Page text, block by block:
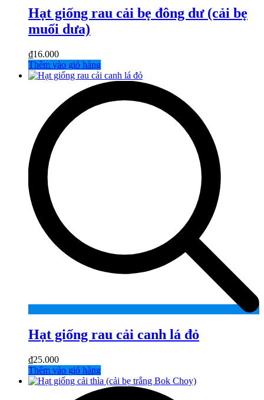
Hạt giống rau cải bẹ đông dư (cải bẹ
muối dưa)
₫16.000
Thêm vào giỏ hàng
Hạt giống rau cải canh lá đỏ
₫25.000
Thêm vào giỏ hàng